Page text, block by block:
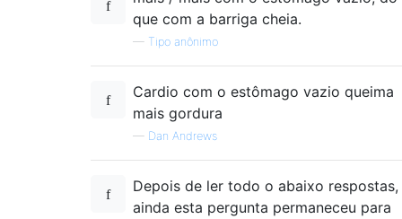
que com a barriga cheia.
— Tipo anônimo
Cardio com o estômago vazio queima
mais gordura
— Dan Andrews
Depois de ler todo o abaixo respostas,
ainda esta pergunta permaneceu para